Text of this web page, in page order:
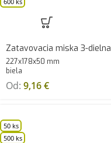
Zatavovacia miska 3-dielna
227x178x50 mm
biela
Od: 9,16€
50 ks
500 ks